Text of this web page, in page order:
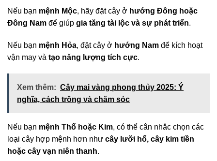
Nếu bạn mệnh Mộc, hãy đặt cây ở hướng Đông hoặc
Đông Nam để giúp gia tăng tài lộc và sự phát triển.
Nếu bạn mệnh Hỏa, đặt cây ở hướng Nam để kích hoạt
vận may và tạo năng lượng tích cực.
Xem thêm: Cây mai vàng phong thủy 2025: Ý
nghĩa, cách trồng và chăm sóc
Nếu bạn mệnh Thổ hoặc Kim, có thể cân nhắc chọn các
loại cây hợp mệnh hơn như cây lưỡi hổ, cây kim tiền
hoặc cây vạn niên thanh.